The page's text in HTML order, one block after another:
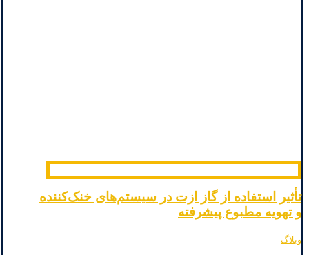
تأثیر استفاده از گاز ازت در سیستم‌های خنک‌کننده
و تهویه مطبوع پیشرفته
وبلاگ